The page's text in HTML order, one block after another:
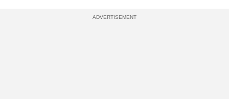
ADVERTISEMENT